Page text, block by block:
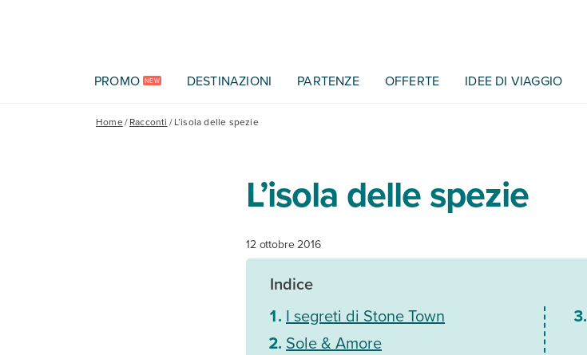
PROMO NEW DESTINAZIONI PARTENZE OFFERTE IDEE DI VIAGGIO
Home/Racconti /L’isola delle spezie
L’isola delle spezie
12 ottobre 2016
Indice
I segreti di Stone Town
Sole & Amore